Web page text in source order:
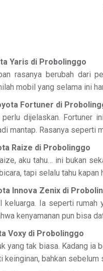
Yaris di Probolinggo
rasanya berubah dari
mobil yang selama ini
Fortuner di
dijelaskan. Fortuner
mantap. Rasanya seperti
Raize di Probolinggo
aku tahu… ini bukan
tapi selalu tahu kapan
Innova Zenix di
keluarga. Ia seperti
kenyamanan pun bisa
Voxy di Probolinggo
yang tak biasa. Kadang
bahkan sebelum